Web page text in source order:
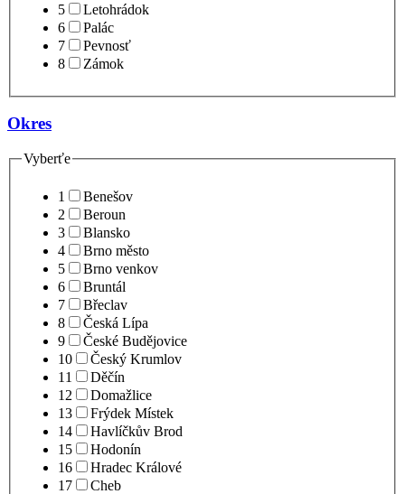
5
Letohrádok
6
Palác
7
Pevnosť
8
Zámok
Okres
Vyberťe
1
Benešov
2
Beroun
3
Blansko
4
Brno město
5
Brno venkov
6
Bruntál
7
Břeclav
8
Česká Lípa
9
České Budějovice
10
Český Krumlov
11
Děčín
12
Domažlice
13
Frýdek Místek
14
Havlíčkův Brod
15
Hodonín
16
Hradec Králové
17
Cheb